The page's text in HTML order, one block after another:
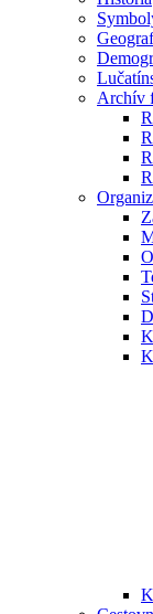
Archív